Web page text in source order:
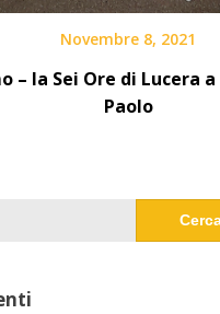
Novembre 8, 2021
– la Sei Ore di Lucera
Paolo